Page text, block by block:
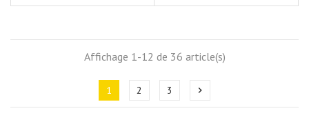
Affichage 1-12 de 36 article(s)
1 2 3 chevron_right